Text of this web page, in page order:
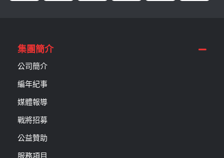
集團簡介
公司簡介
編年紀事
媒體報導
戰將招募
公益贊助
服務項目